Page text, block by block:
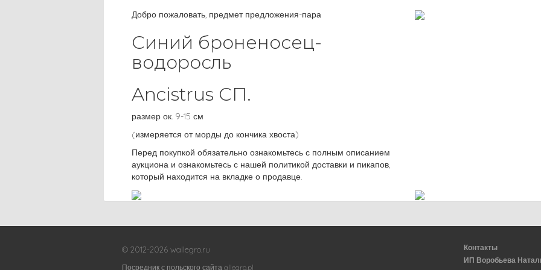
Добро пожаловать, предмет предложения-пара
Синий броненосец-
водоросль
Ancistrus СП.
размер ок. 9-15 см
(измеряется от морды до кончика хвоста)
Перед покупкой обязательно ознакомьтесь с полным описанием
аукциона и ознакомьтесь с нашей политикой доставки и пикапов,
который находится на вкладке о продавце.
© 2012-2026 wallegro.ru
Посредник с польского сайта allegro.pl
Контакты
ИП Воробьева